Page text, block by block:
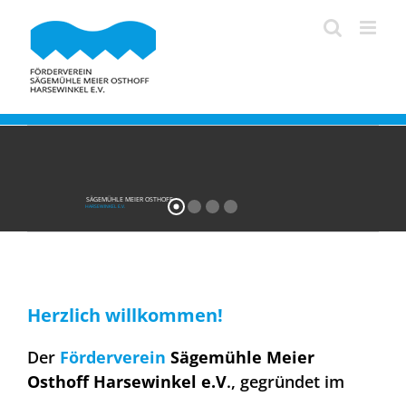
Inhalt
springen
SÄGEMÜHLE MEIER OSTHOFF
HARSEWINKEL E.V.
Herzlich willkommen!
Der Förderverein Sägemühle Meier
Osthoff Harsewinkel e.V., gegründet im